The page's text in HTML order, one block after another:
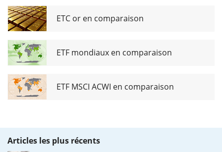
ETC or en comparaison
ETF mondiaux en comparaison
ETF MSCI ACWI en comparaison
Articles les plus récents